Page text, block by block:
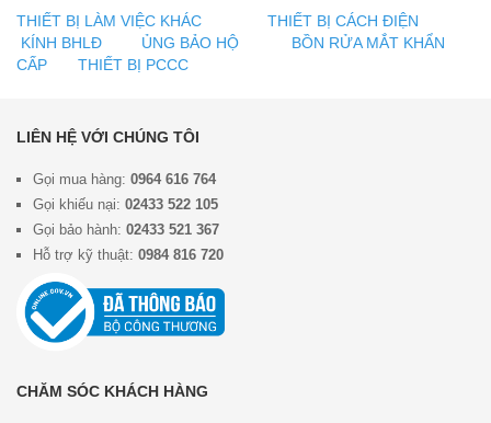
THIẾT BỊ LÀM VIỆC KHÁC
THIẾT BỊ CÁCH ĐIỆN
KÍNH BHLĐ
ỦNG BẢO HỘ
BỒN RỬA MẮT KHẨN
CẤP
THIẾT BỊ PCCC
LIÊN HỆ VỚI CHÚNG TÔI
Gọi mua hàng: 0964 616 764
Gọi khiếu nại: 02433 522 105
Gọi bảo hành: 02433 521 367
Hỗ trợ kỹ thuật: 0984 816 720
CHĂM SÓC KHÁCH HÀNG